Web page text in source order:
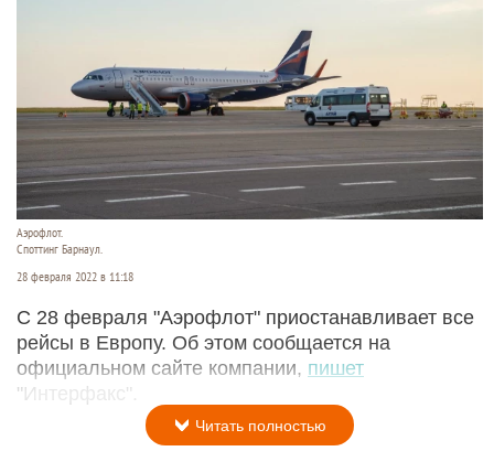
Аэрофлот.
Споттинг Барнаул.
28 февраля 2022 в 11:18
С 28 февраля "Аэрофлот" приостанавливает все
рейсы в Европу. Об этом сообщается на
официальном сайте компании, пишет
"Интерфакс".
Читать полностью